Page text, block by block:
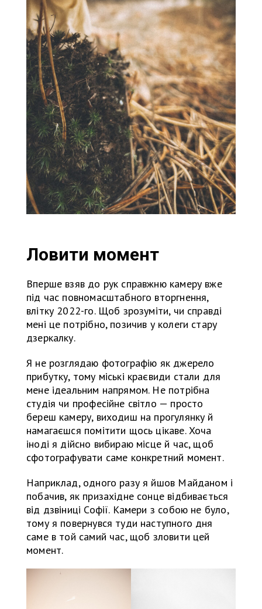
Ловити момент
Вперше взяв до рук справжню камеру вже
під час повномасштабного вторгнення,
влітку 2022-го. Щоб зрозуміти, чи справді
мені це потрібно, позичив у колеги стару
дзеркалку.
Я не розглядаю фотографію як джерело
прибутку, тому міські краєвиди стали для
мене ідеальним напрямом. Не потрібна
студія чи професійне світло — просто
береш камеру, виходиш на прогулянку й
намагаєшся помітити щось цікаве. Хоча
іноді я дійсно вибираю місце й час, щоб
сфотографувати саме конкретний момент.
Наприклад, одного разу я йшов Майданом і
побачив, як призахідне сонце відбивається
від дзвіниці Софії. Камери з собою не було,
тому я повернувся туди наступного дня
саме в той самий час, щоб зловити цей
момент.